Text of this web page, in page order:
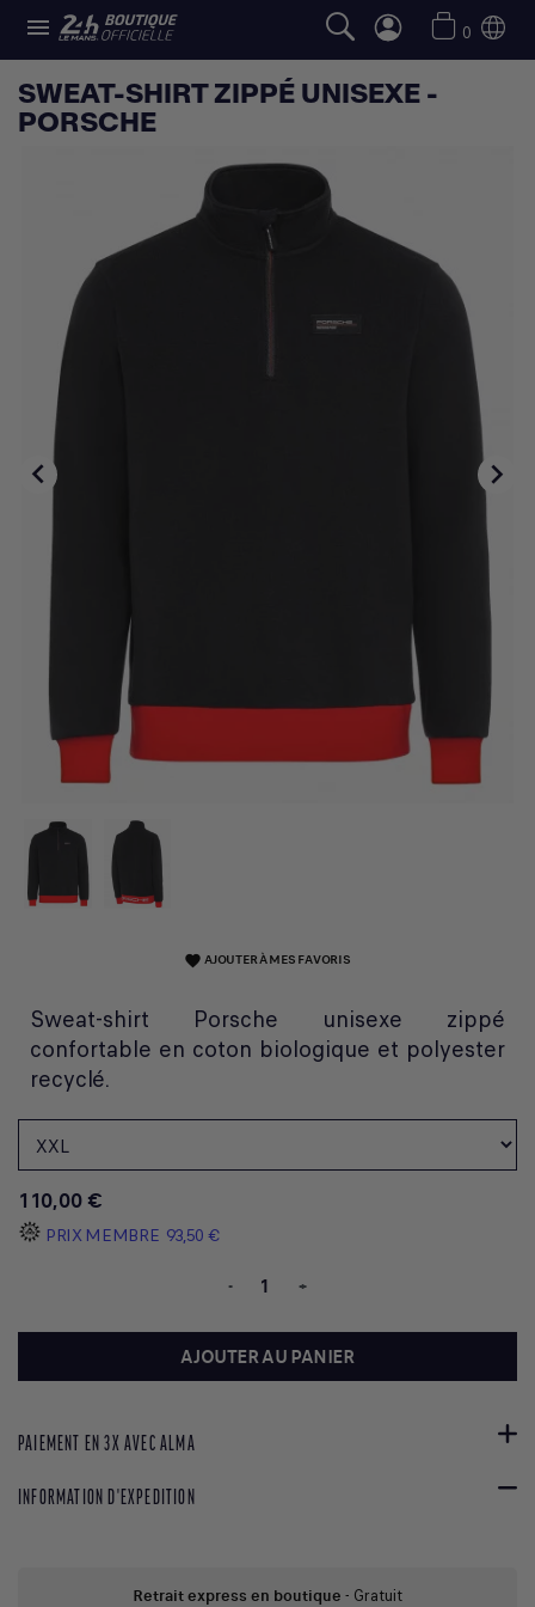
 0
SWEAT-SHIRT ZIPPÉ UNISEXE -
PORSCHE
 
favorite AJOUTER À MES FAVORIS
Sweat-shirt Porsche unisexe zippé
confortable en coton biologique et polyester
recyclé.
110,00 €
PRIX MEMBRE 93,50 €
- +
AJOUTER AU PANIER
PAIEMENT EN 3X AVEC ALMA
INFORMATION D'EXPEDITION
Retrait express en boutique - Gratuit